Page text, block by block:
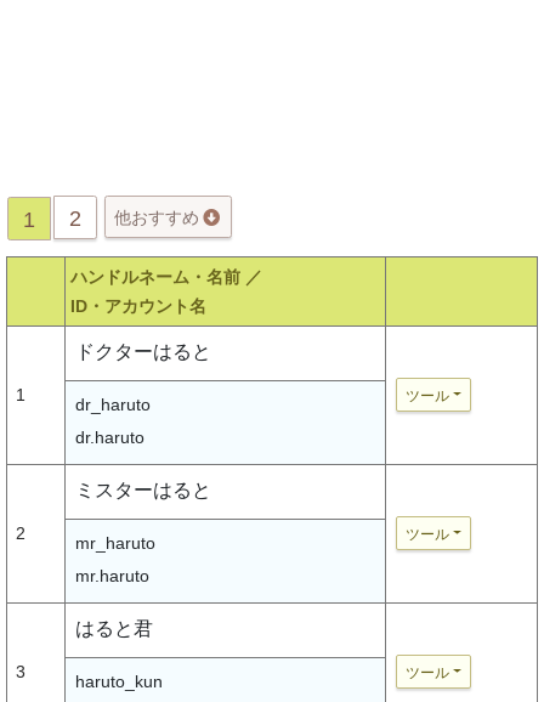
1 2 他おすすめ
ハンドルネーム・名前 ／
ID・アカウント名
1
ドクターはると
ツール
dr_haruto
dr.haruto
2
ミスターはると
ツール
mr_haruto
mr.haruto
3
はると君
ツール
haruto_kun